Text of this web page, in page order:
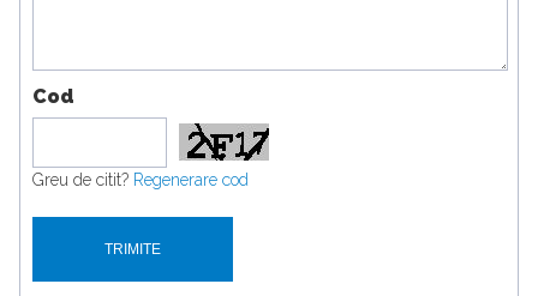
Cod
Greu de citit? Regenerare cod